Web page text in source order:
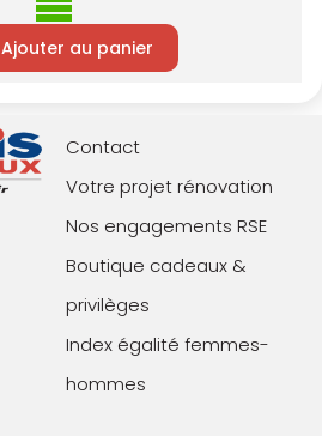
Ajouter au panier
Contact
Votre projet rénovation
Nos engagements RSE
Boutique cadeaux &
privilèges
Index égalité femmes-
hommes